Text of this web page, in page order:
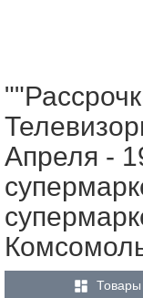
Апреля -
 Товары